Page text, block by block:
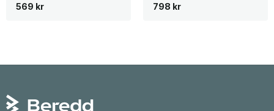
569 kr 798 kr